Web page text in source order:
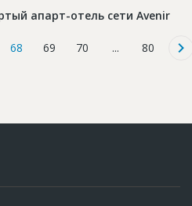
апарт-отель сети Avenir
68 69 70 ... 80